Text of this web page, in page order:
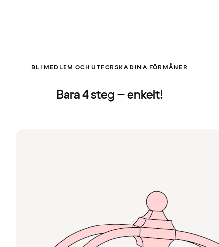
BLI MEDLEM OCH UTFORSKA DINA FÖRMÅNER
Bara 4 steg – enkelt!